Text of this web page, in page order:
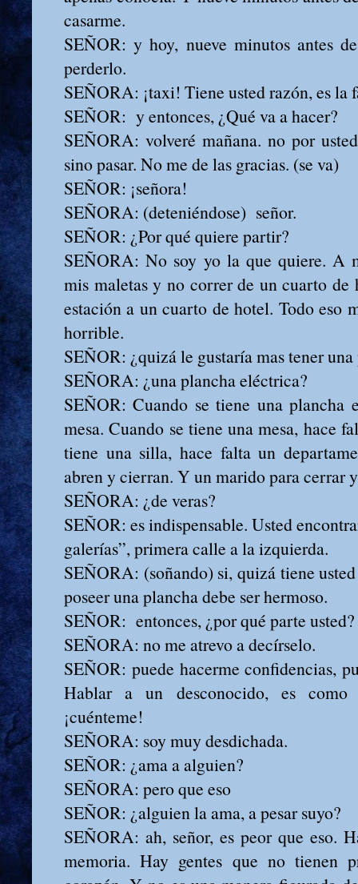
casarme.
SEÑOR: y hoy, nueve minutos antes
perderlo.
SEÑORA: ¡taxi! Tiene usted razón, es la
SEÑOR: y entonces, ¿Qué va a hacer?
SEÑORA: volveré mañana. no por
sino pasar. No me de las gracias. (se va)
SEÑOR: ¡señora!
SEÑORA: (deteniéndose) señor.
SEÑOR: ¿Por qué quiere partir?
SEÑORA: No soy yo la que quiere. A
mis maletas y no correr de un cuarto de
estación a un cuarto de hotel. Todo eso
horrible.
SEÑOR: ¿quizá le gustaría mas tener
SEÑORA: ¿una plancha eléctrica?
SEÑOR: Cuando se tiene una plancha
mesa. Cuando se tiene una mesa, hace
tiene una silla, hace falta un
abren y cierran. Y un marido para cerrar
SEÑORA: ¿de veras?
SEÑOR: es indispensable. Usted
galerías”, primera calle a la izquierda.
SEÑORA: (soñando) si, quizá tiene
poseer una plancha debe ser hermoso.
SEÑOR: entonces, ¿por qué parte usted?
SEÑORA: no me atrevo a decírselo.
SEÑOR: puede hacerme confidencias,
Hablar a un desconocido, es
¡cuénteme!
SEÑORA: soy muy desdichada.
SEÑOR: ¿ama a alguien?
SEÑORA: pero que eso
SEÑOR: ¿alguien la ama, a pesar suyo?
SEÑORA: ah, señor, es peor que eso.
memoria. Hay gentes que no tienen